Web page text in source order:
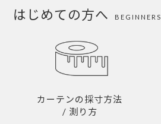
はじめての方へ BEGINNERS
カーテンの採寸方法
/ 測り方